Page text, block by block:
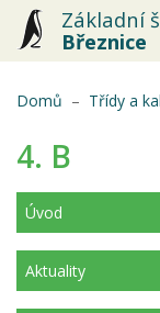
Základní
Březnice
Domů Třídy a
4. B
Úvod
(aktuální)
Aktuality